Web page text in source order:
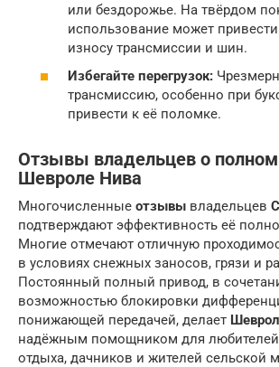
или бездорожье. На твёрдом
использование может
износу трансмиссии и шин.
Избегайте перегрузок:
трансмиссию, особенно при
привести к её поломке.
Отзывы владельцев о
Шевроле Нива
Многочисленные отзывы владельцев
подтверждают эффективность её
Многие отмечают отличную
в условиях снежных заносов, грязи и
Постоянный полный привод, в
возможностью блокировки
понижающей передачей, делает
надёжным помощником для любителей
отдыха, дачников и жителей сельской